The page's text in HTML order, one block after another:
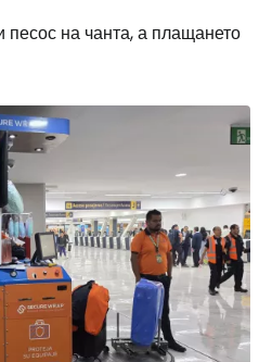
на чанта, а плащането